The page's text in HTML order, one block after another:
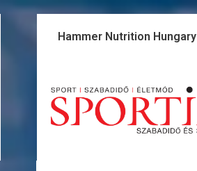
Skip
Hammer Nutrition Hungary